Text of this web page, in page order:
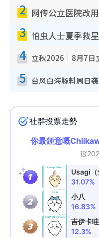
2
3
4
5